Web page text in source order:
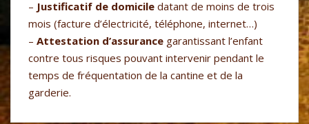
– Justificatif de domicile datant de moins de trois
mois (facture d’électricité, téléphone, internet…)
– Attestation d’assurance garantissant l’enfant
contre tous risques pouvant intervenir pendant le
temps de fréquentation de la cantine et de la
garderie.